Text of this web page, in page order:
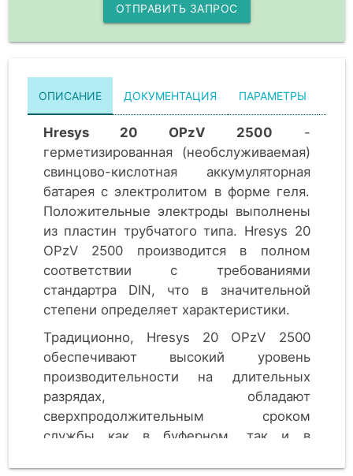
ОТПРАВИТЬ ЗАПРОС
ОПИСАНИЕ ДОКУМЕНТАЦИЯ ПАРАМЕТРЫ
Hresys 20 OPzV 2500 -
герметизированная (необслуживаемая)
свинцово-кислотная аккумуляторная
батарея с электролитом в форме геля.
Положительные электроды выполнены
из пластин трубчатого типа. Hresys 20
OPzV 2500 производится в полном
соответствии с требованиями
стандартра DIN, что в значительной
степени определяет характеристики.
Традиционно, Hresys 20 OPzV 2500
обеспечивают высокий уровень
производительности на длительных
разрядах, обладают
сверхпродолжительным сроком
службы как в буферном, так и в